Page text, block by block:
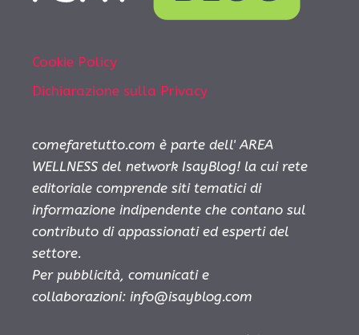
Cookie Policy
Dichiarazione sulla Privacy
comefaretutto.com è parte dell' AREA
WELLNESS del network IsayBlog! la cui rete
editoriale comprende siti tematici di
informazione indipendente che contano sul
contributo di appassionati ed esperti del
settore.
Per pubblicità, comunicati e
collaborazioni: info@isayblog.com